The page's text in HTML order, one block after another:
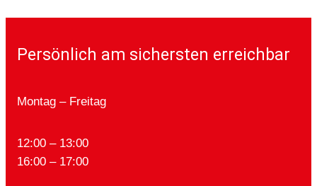
Persönlich am sichersten erreichbar
Montag – Freitag
12:00 – 13:00
16:00 – 17:00